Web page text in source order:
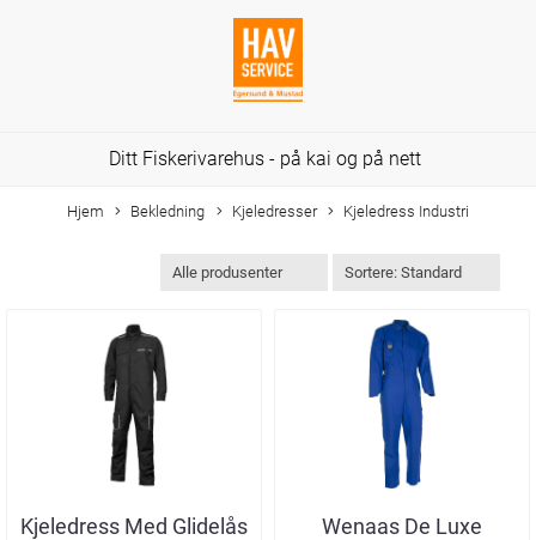
Ditt Fiskerivarehus - på kai og på nett
Hjem Bekledning Kjeledresser Kjeledress Industri
Kjeledress Med Glidelås
Wenaas De Luxe